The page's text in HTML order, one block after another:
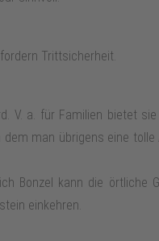
verpassen. Der Pfad
überquert die
Ausblick auf den Ort
bezwungen werden.
die Burg Bilstein sorgt für
steigt man
Trittsicherheit.
V. a. für Familien bietet
man übrigens eine
Bonzel kann die örtliche
einkehren.